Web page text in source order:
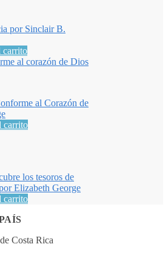
por Sinclair B.
carrito
al Corazón de
carrito
los tesoros de
Elizabeth George
carrito
Costa Rica